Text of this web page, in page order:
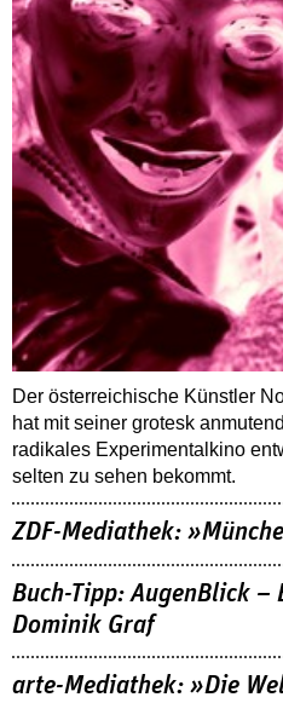
Der österreichische Künstler
hat mit seiner grotesk
radikales Experimentalkino
selten zu sehen bekommt.
ZDF-Mediathek:
Buch-Tipp: AugenBlick –
Dominik Graf
arte-Mediathek: »Die